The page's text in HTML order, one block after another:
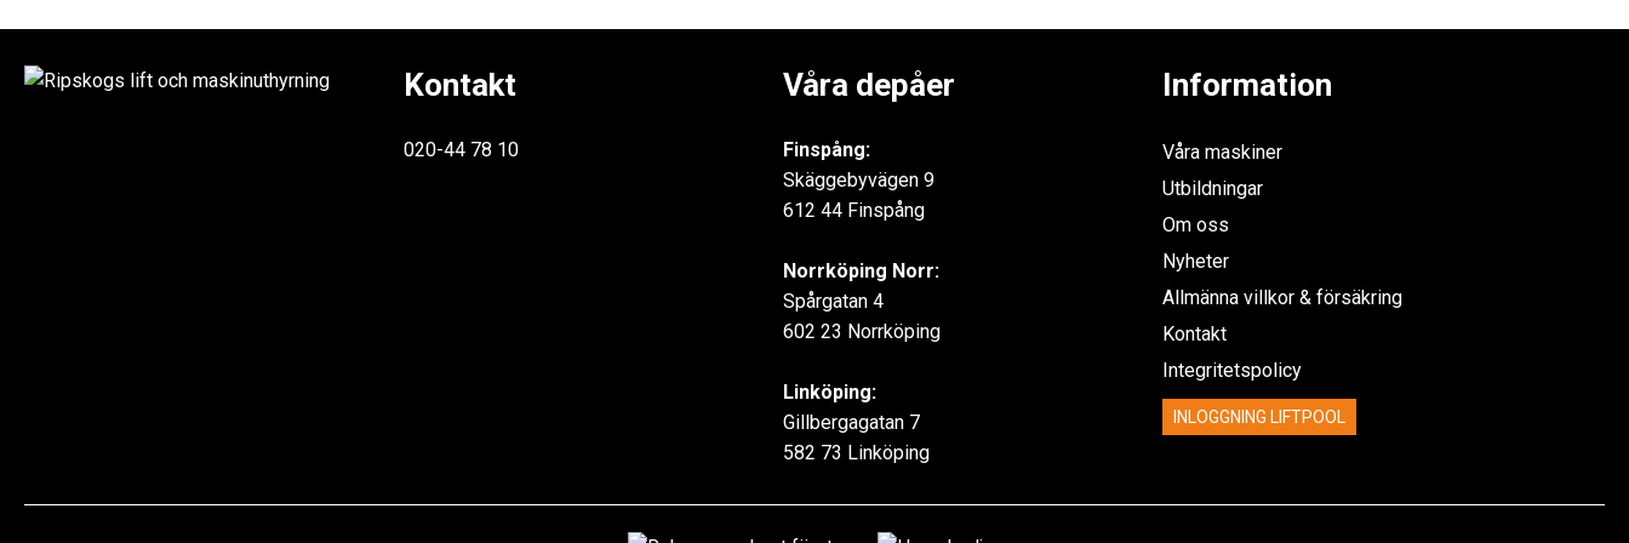
Kontakt
020-44 78 10
Våra depåer
Finspång:
Skäggebyvägen 9
612 44 Finspång
Norrköping Norr:
Spårgatan 4
602 23 Norrköping
Linköping:
Gillbergagatan 7
582 73 Linköping
Information
Våra maskiner
Utbildningar
Om oss
Nyheter
Allmänna villkor & försäkring
Kontakt
Integritetspolicy
INLOGGNING LIFTPOOL